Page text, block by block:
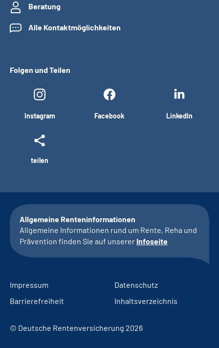
Beratung
Alle Kontaktmöglichkeiten
Folgen und Teilen
Instagram Facebook LinkedIn
teilen
Allgemeine Renteninformationen
Allgemeine Informationen rund um Rente, Reha und
Prävention finden Sie auf unserer Infoseite
Impressum
Datenschutz
Barrierefreiheit
Inhaltsverzeichnis
© Deutsche Rentenversicherung 2026